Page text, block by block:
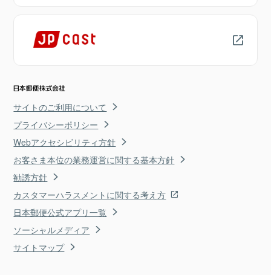
サイトのご利用について
プライバシーポリシー
Webアクセシビリティ方針
お客さま本位の業務運営に関する基本方針
勧誘方針
カスタマーハラスメントに関する考え方
日本郵便公式アプリ一覧
ソーシャルメディア
サイトマップ